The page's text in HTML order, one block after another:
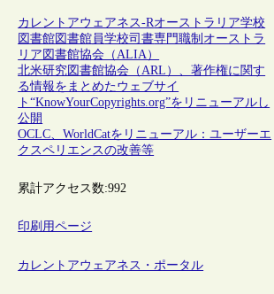
カレントアウェアネス-Rオーストラリア学校
図書館図書館員学校司書専門職制 オーストラ
リア図書館協会（ALIA）
北米研究図書館協会（ARL）、著作権に関す
る情報をまとめたウェブサイ
ト“KnowYourCopyrights.org”をリニューアルし
公開
OCLC、WorldCatをリニューアル：ユーザーエ
クスペリエンスの改善等
累計アクセス数:992
印刷用ページ
カレントアウェアネス・ポータル